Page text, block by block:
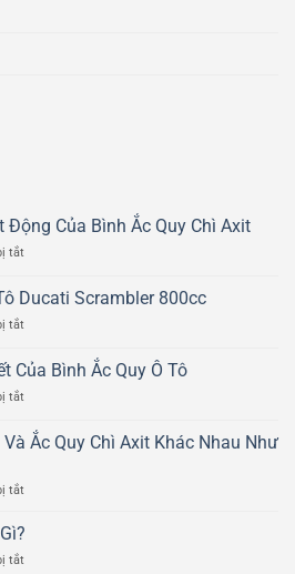
Động Của Bình Ắc Quy Chì Axit
tắt
Lý
Hoạt
Động
Bình
Quy
Axit
Ducati Scrambler 800cc
tắt
Quy
Xe
Mô
Ducati
Scrambler
Của Bình Ắc Quy Ô Tô
tắt
Tạo
Chi
Của
Ắc
Ô
Ắc Quy Chì Axit Khác Nhau Như
tắt
Quy
Và
tắt